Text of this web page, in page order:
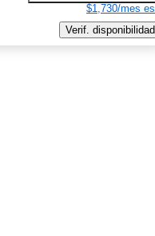
$1,730/mes
Verif. disponibilidad